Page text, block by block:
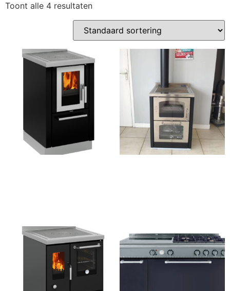
Toont alle 4 resultaten